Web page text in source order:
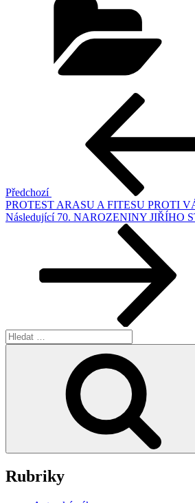
Předchozí
PROTEST ARASU A FITESU PROTI
Následující
Následující 70. NAROZENINY JIŘÍHO
Hledat:
Rubriky